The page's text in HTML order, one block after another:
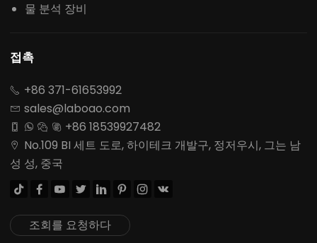
물 분석 장비
접촉
 +86 371-61653992
 sales@laboao.com
    +86 18539927482

No.109 BI 세트 도로, 하이테크 개발구, 정저우시, 그는 남
성 성, 중국
       
조회를 요청하다